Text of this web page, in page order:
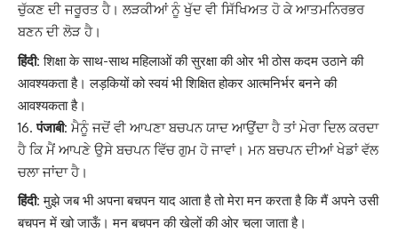
ਚੁੱਕਣ ਦੀ ਜਰੂਰਤ ਹੈ। ਲੜਕੀਆਂ ਨੂੰ ਖੁੱਦ ਵੀ ਸਿੱਖਿਅਤ ਹੋ ਕੇ ਆਤਮਨਿਰਭਰ
ਬਣਨ ਦੀ ਲੋੜ ਹੈ।
हिंदी: शिक्षा के साथ-साथ महिलाओं की सुरक्षा की ओर भी ठोस कदम उठाने की
आवश्यकता है। लड़कियों को स्वयं भी शिक्षित होकर आत्मनिर्भर बनने की
आवश्यकता है।
पंजाबी: ਮੈਨੂੰ ਜਦੋਂ ਵੀ ਆਪਣਾ ਬਚਪਨ ਯਾਦ ਆਉਂਦਾ ਹੈ ਤਾਂ ਮੇਰਾ ਦਿਲ ਕਰਦਾ
ਹੈ ਕਿ ਮੈਂ ਆਪਣੇ ਉਸੇ ਬਚਪਨ ਵਿੱਚ ਗੁਮ ਹੋ ਜਾਵਾਂ। ਮਨ ਬਚਪਨ ਦੀਆਂ ਖੇਡਾਂ ਵੱਲ
ਚਲਾ ਜਾਂਦਾ ਹੈ।
हिंदी: मुझे जब भी अपना बचपन याद आता है तो मेरा मन करता है कि मैं अपने उसी
बचपन में खो जाऊँ। मन बचपन की खेलों की ओर चला जाता है।